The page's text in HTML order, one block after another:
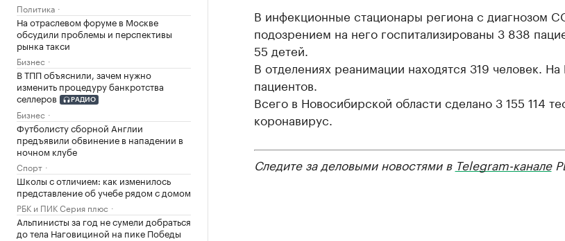
Политика
На отраслевом форуме в Москве
обсудили проблемы и перспективы
рынка такси
Бизнес
В ТПП объяснили, зачем нужно
изменить процедуру банкротства
селлеров
РАДИО
Бизнес
Футболисту сборной Англии
предъявили обвинение в нападении в
ночном клубе
Спорт
Школы с отличием: как изменилось
представление об учебе рядом с домом
РБК и ПИК Серия плюс
Альпинисты за год не сумели добраться
до тела Наговициной на пике Победы
В инфекционные стационары региона с диагнозом
подозрением на него госпитализированы 3 838
55 детей.
В отделениях реанимации находятся 319 человек.
пациентов.
Всего в Новосибирской области сделано 3 155 114
коронавирус.
Следите за деловыми новостями в Telegram-канале